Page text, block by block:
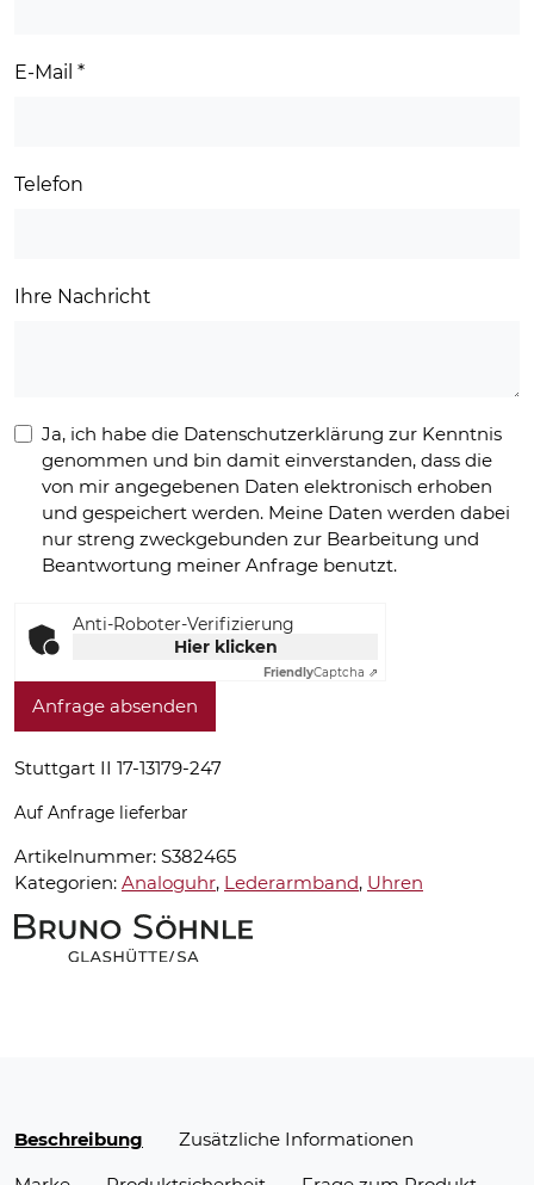
E-Mail *
Telefon
Ihre Nachricht
Ja, ich habe die Datenschutzerklärung zur Kenntnis
genommen und bin damit einverstanden, dass die
von mir angegebenen Daten elektronisch erhoben
und gespeichert werden. Meine Daten werden dabei
nur streng zweckgebunden zur Bearbeitung und
Beantwortung meiner Anfrage benutzt.
Anti-Roboter-Verifizierung
Hier klicken
FriendlyCaptcha ⇗
Anfrage absenden
Stuttgart II 17-13179-247
Auf Anfrage lieferbar
Artikelnummer: S382465
Kategorien: Analoguhr, Lederarmband, Uhren
Beschreibung
Zusätzliche Informationen